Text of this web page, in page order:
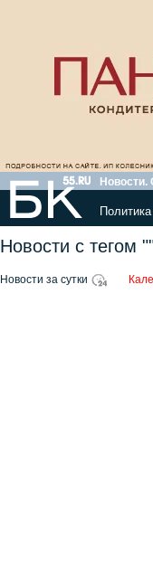
Новости.
Новости с тегом
Новости за сутки